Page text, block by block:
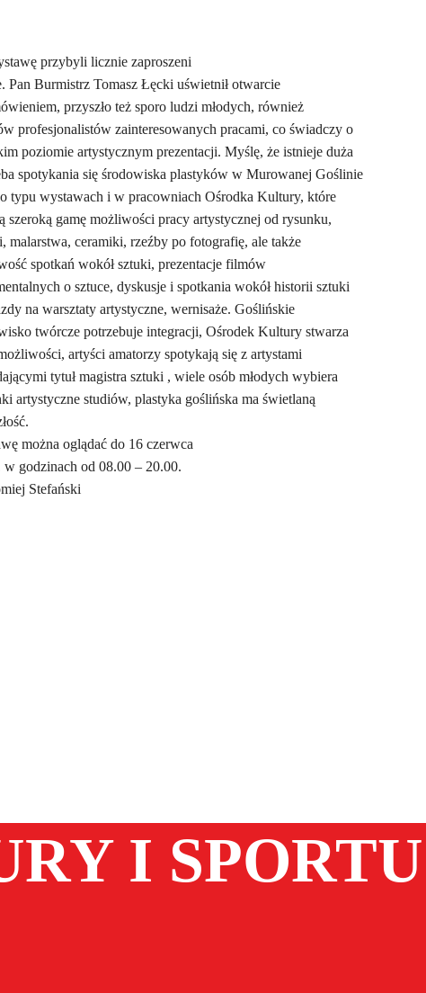
przybyli licznie zaproszeni
Pan Burmistrz Tomasz Łęcki uświetnił otwarcie
przyszło też sporo ludzi młodych, również
profesjonalistów zainteresowanych pracami, co świadczy o
poziomie artystycznym prezentacji. Myślę, że istnieje duża
spotykania się środowiska plastyków w Murowanej Goślinie
typu wystawach i w pracowniach Ośrodka Kultury, które
szeroką gamę możliwości pracy artystycznej od rysunku,
malarstwa, ceramiki, rzeźby po fotografię, ale także
spotkań wokół sztuki, prezentacje filmów
o sztuce, dyskusje i spotkania wokół historii sztuki
na warsztaty artystyczne, wernisaże. Goślińskie
twórcze potrzebuje integracji, Ośrodek Kultury stwarza
artyści amatorzy spotykają się z artystami
tytuł magistra sztuki , wiele osób młodych wybiera
artystyczne studiów, plastyka goślińska ma świetlaną
można oglądać do 16 czerwca
w godzinach od 08.00 – 20.00.
Stefański
I SPORTU